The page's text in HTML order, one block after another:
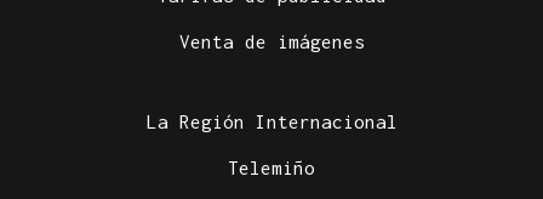
Venta de imágenes
La Región Internacional
Telemiño